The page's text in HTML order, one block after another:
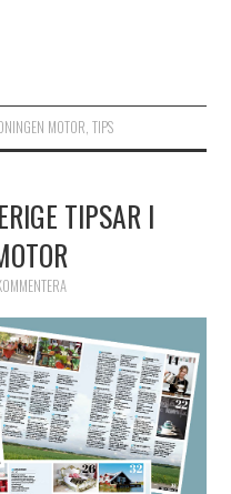
MOTOR, TIPS
TIPSAR I